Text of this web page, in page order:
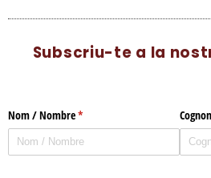
Subscriu-te a la